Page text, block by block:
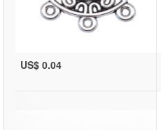
US$ 0.04